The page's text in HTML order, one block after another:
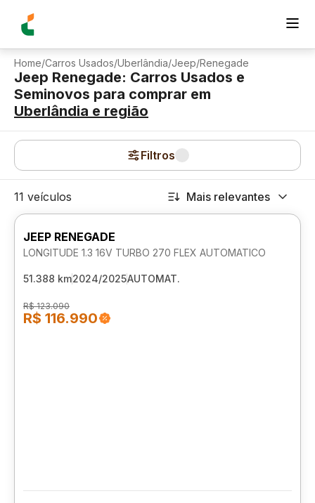
Home/Carros Usados/Uberlândia/Jeep/Renegade
Jeep Renegade: Carros Usados e
Seminovos para comprar em
Uberlândia e região
Filtros
11 veículos Mais relevantes
JEEP RENEGADE
LONGITUDE 1.3 16V TURBO 270 FLEX AUTOMATICO
51.388 km2024/2025AUTOMAT.
R$ 123.090
R$ 116.990